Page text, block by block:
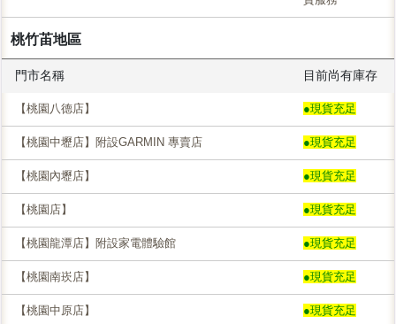
桃竹苖地區
門市名稱 目前尚有庫存
【桃園八德店】 ●現貨充足
【桃園中壢店】附設GARMIN 專賣店 ●現貨充足
【桃園內壢店】 ●現貨充足
【桃園店】 ●現貨充足
【桃園龍潭店】附設家電體驗館 ●現貨充足
【桃園南崁店】 ●現貨充足
【桃園中原店】 ●現貨充足